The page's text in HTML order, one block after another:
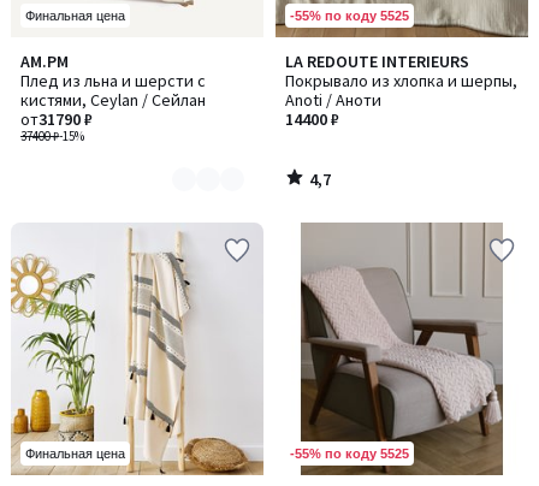
Финальная цена
AM.PM
Плед из льна и шерсти с
кистями, Ceylan / Сейлан
37400 ₽-15%
от31790 ₽
Количество
цветов:
2
-55% по коду 5525
LA REDOUTE INTERIEURS
Покрывало из хлопка и шерпы,
Anoti / Аноти
14400 ₽
4,7
/ 5
4,7
/
Финальная цена -55% по коду 5525